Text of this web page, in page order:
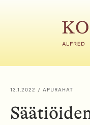
ä
13.1.2022 / APURAHAT